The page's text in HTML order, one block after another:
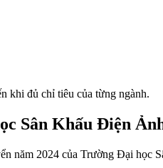
khi đủ chỉ tiêu của từng ngành.
Sân Khấu Điện
năm 2024 của Trường Đại học